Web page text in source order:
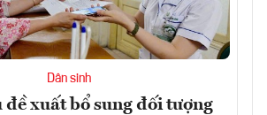
Dân sinh
đề xuất bổ sung đối tượng